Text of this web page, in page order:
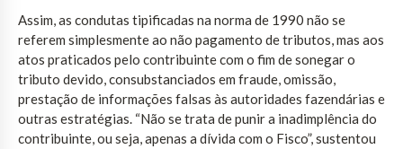
Assim, as condutas tipificadas na norma de 1990 não se
referem simplesmente ao não pagamento de tributos, mas aos
atos praticados pelo contribuinte com o fim de sonegar o
tributo devido, consubstanciados em fraude, omissão,
prestação de informações falsas às autoridades fazendárias e
outras estratégias. “Não se trata de punir a inadimplência do
contribuinte, ou seja, apenas a dívida com o Fisco”, sustentou